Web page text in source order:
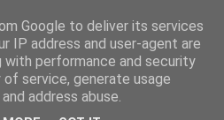
Google to deliver its services
IP address and user-agent are
with performance and security
service, generate usage
address abuse.